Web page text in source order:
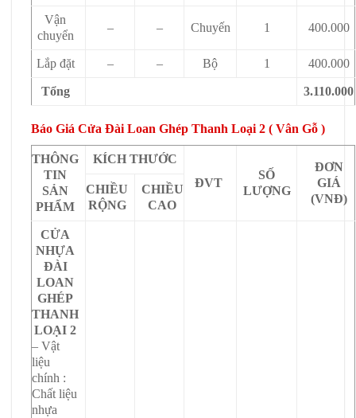
Vận
chuyển
– – Chuyến 1 400.000
Lắp đặt – – Bộ 1 400.000
Tổng 3.110.000
Báo Giá Cửa Đài Loan Ghép Thanh Loại 2 ( Vân Gỗ )
THÔNG
TIN
SẢN
PHẨM
KÍCH THƯỚC
ĐVT
SỐ
LƯỢNG
ĐƠN
GIÁ
(VNĐ)
CHIỀU
RỘNG
CHIỀU
CAO
CỬA
NHỰA
ĐÀI
LOAN
GHÉP
THANH
LOẠI 2
– Vật
liệu
chính :
Chất liệu
nhựa